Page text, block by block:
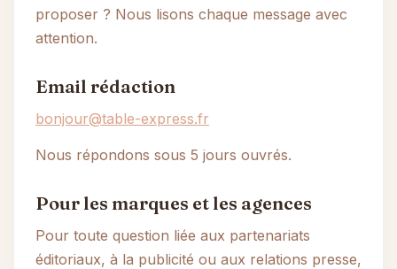
proposer ? Nous lisons chaque message avec
attention.
Email rédaction
bonjour@table-express.fr
Nous répondons sous 5 jours ouvrés.
Pour les marques et les agences
Pour toute question liée aux partenariats
éditoriaux, à la publicité ou aux relations presse,